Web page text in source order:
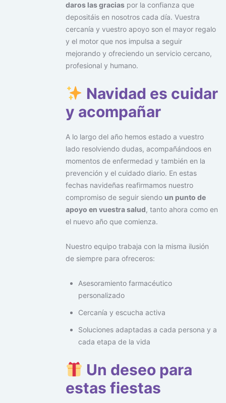
daros las gracias por la confianza que
depositáis en nosotros cada día. Vuestra
cercanía y vuestro apoyo son el mayor regalo
y el motor que nos impulsa a seguir
mejorando y ofreciendo un servicio cercano,
profesional y humano.
Navidad es cuidar
y acompañar
A lo largo del año hemos estado a vuestro
lado resolviendo dudas, acompañándoos en
momentos de enfermedad y también en la
prevención y el cuidado diario. En estas
fechas navideñas reafirmamos nuestro
compromiso de seguir siendo un punto de
apoyo en vuestra salud, tanto ahora como en
el nuevo año que comienza.
Nuestro equipo trabaja con la misma ilusión
de siempre para ofreceros:
Asesoramiento farmacéutico
personalizado
Cercanía y escucha activa
Soluciones adaptadas a cada persona y a
cada etapa de la vida
Un deseo para
estas fiestas